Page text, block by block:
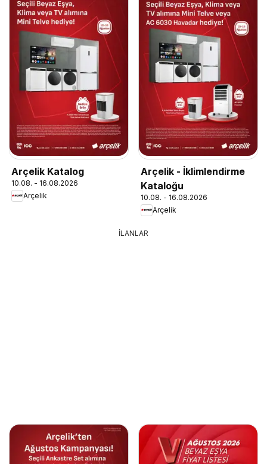
Arçelik Katalog
10.08. - 16.08.2026
Arçelik
Arçelik - İklimlendirme
Kataloğu
10.08. - 16.08.2026
Arçelik
İLANLAR